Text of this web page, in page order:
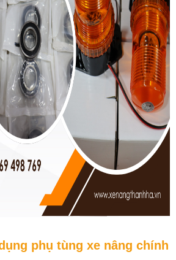
phụ tùng xe nâng chính